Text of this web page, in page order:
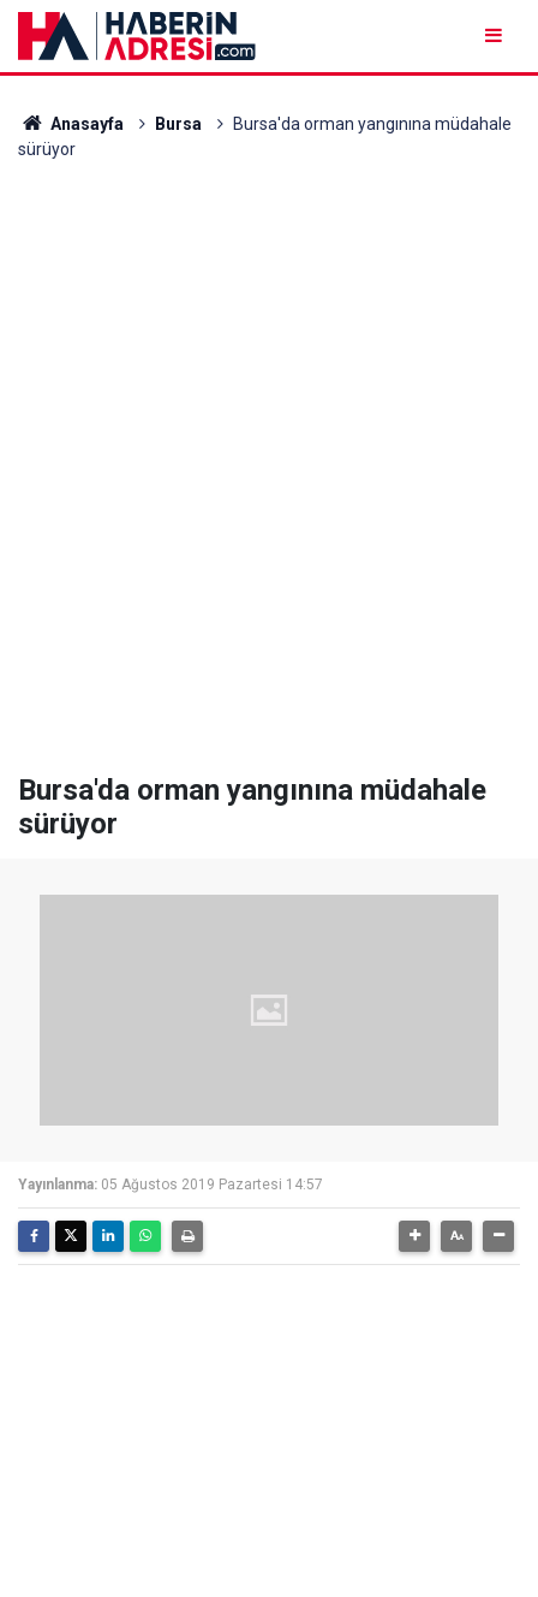
Anasayfa Bursa
Bursa'da orman yangınına müdahale
sürüyor
Bursa'da orman yangınına müdahale
sürüyor
Yayınlanma: 05 Ağustos 2019 Pazartesi 14:57